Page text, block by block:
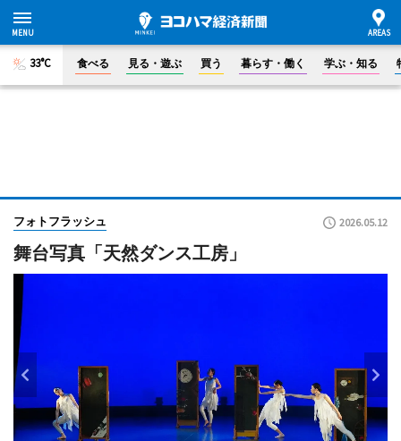
33°C 食べる 見る・遊ぶ 買う 暮らす・働く 学ぶ・知る
フォトフラッシュ 2026.05.12
舞台写真「天然ダンス工房」